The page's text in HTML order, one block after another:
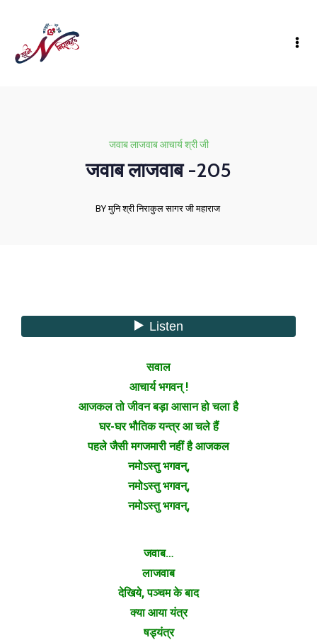
जवाब लाजवाब आचार्य श्री जी
जवाब लाजवाब -205
BY मुनि श्री निराकुल सागर जी महाराज
सवाल
आचार्य भगवन् !
आजकल तो जीवन बड़ा आसान हो चला है
घर-घर भौतिक यन्त्र आ चले हैं
पहले जैसी मगजमारी नहीं है आजकल
नमोऽस्तु भगवन्,
नमोऽस्तु भगवन्,
नमोऽस्तु भगवन्,
जवाब…
लाजवाब
देखिये, पञ्चम के बाद
क्या आया यंत्र
षड्यंत्र